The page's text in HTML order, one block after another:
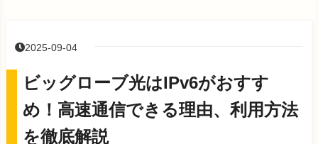
2025-09-04
ビッグローブ光はIPv6がおすす
め！高速通信できる理由、利用方法
を徹底解説